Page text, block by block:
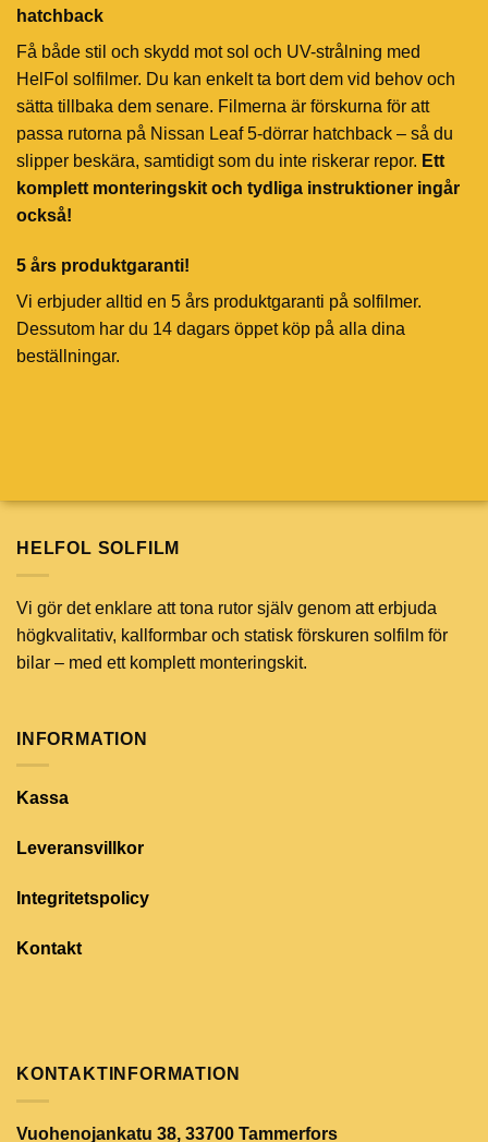
hatchback
Få både stil och skydd mot sol och UV-strålning med
HelFol solfilmer. Du kan enkelt ta bort dem vid behov och
sätta tillbaka dem senare. Filmerna är förskurna för att
passa rutorna på Nissan Leaf 5-dörrar hatchback – så du
slipper beskära, samtidigt som du inte riskerar repor. Ett
komplett monteringskit och tydliga instruktioner ingår
också!
5 års produktgaranti!
Vi erbjuder alltid en 5 års produktgaranti på solfilmer.
Dessutom har du 14 dagars öppet köp på alla dina
beställningar.
HELFOL SOLFILM
Vi gör det enklare att tona rutor själv genom att erbjuda
högkvalitativ, kallformbar och statisk förskuren solfilm för
bilar – med ett komplett monteringskit.
INFORMATION
Kassa
Leveransvillkor
Integritetspolicy
Kontakt
KONTAKTINFORMATION
Vuohenojankatu 38, 33700 Tammerfors